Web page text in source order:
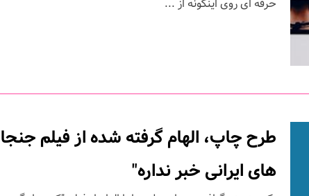
طرح چاپ، الهام گرفته شده از فیلم
های ایرانی خبر نداره"